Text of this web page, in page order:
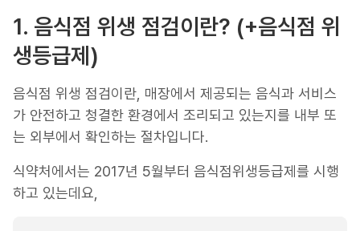
1. 음식점 위생 점검이란? (+음식점 위
생등급제)
음식점 위생 점검이란, 매장에서 제공되는 음식과 서비스
가 안전하고 청결한 환경에서 조리되고 있는지를 내부 또
는 외부에서 확인하는 절차입니다.
식약처에서는 2017년 5월부터 음식점위생등급제를 시행
하고 있는데요,